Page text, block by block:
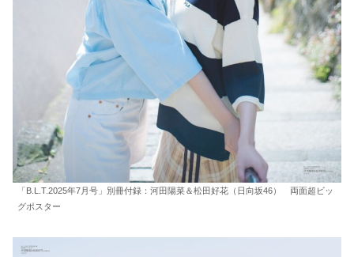
「B.L.T.2025年7月号」別冊付録：河田陽菜＆松田好花（日向坂46） 両面超ビッ
グポスター